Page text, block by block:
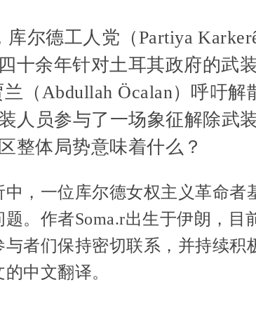
库尔德工人党（Partiya
十余年针对土耳其政府的武
兰（Abdullah Öcalan）呼吁
人员参与了一场象征解除武
整体局势意味着什么？
，一位库尔德女权主义革命者
。作者Soma.r出生于伊朗，
与者们保持密切联系，并持续积
中文翻译。